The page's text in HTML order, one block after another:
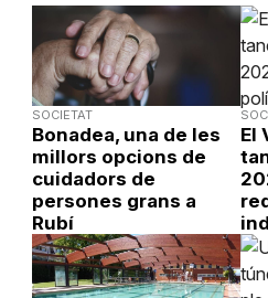
SOCIETAT
Bonadea, una de les
millors opcions de
cuidadors de
persones grans a
Rubí
El